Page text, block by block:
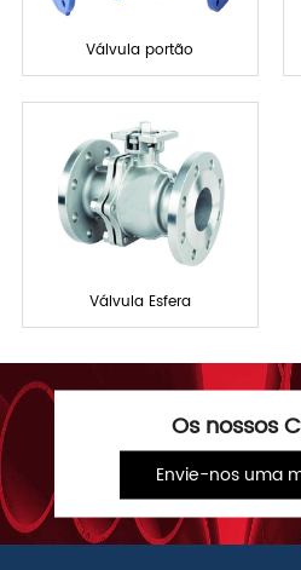
Válvula portão
Válvula Esfera
Os nossos
Envie-nos uma